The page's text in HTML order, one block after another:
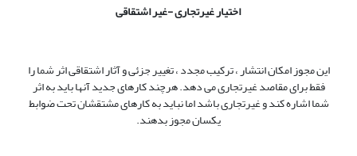
اختیار غیرتجاری -غیر اشتقاقی
این مجوز امکان انتشار ، ترکیب مجدد ، تغییر جزئی و آثار اشتقاقی اثر شما را
فقط برای مقاصد غیرتجاری می دهد. هرچند کارهای جدید آنها باید به اثر
شما اشاره کند و غیرتجاری باشد اما نباید به کارهای مشتقشان تحت ضوابط
یکسان مجوز بدهند.